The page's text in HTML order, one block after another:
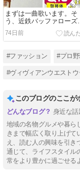
まずは一曲歌います。そ
う、近鉄バッファローズの
歌です。
74日前
#ファッション #プロ
#ヴィヴィアンウエストウ
このブログのここが
身近な
地域の名物グルメや暮ら
きまで幅広く取り上げて
え、読む人の興味を引き
通じて、ライフスタイル
常をより豊かに過ごせる